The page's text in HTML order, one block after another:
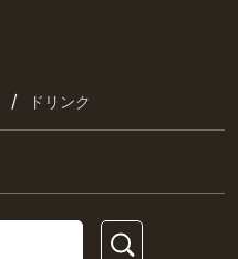
/ ドリンク